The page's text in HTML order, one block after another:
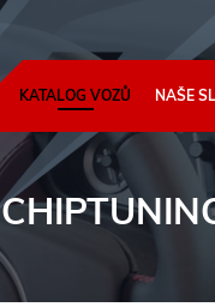
KATALOG VOZŮ NAŠE